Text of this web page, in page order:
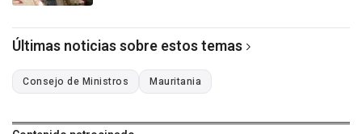
Últimas noticias sobre estos temas
Consejo de Ministros Mauritania